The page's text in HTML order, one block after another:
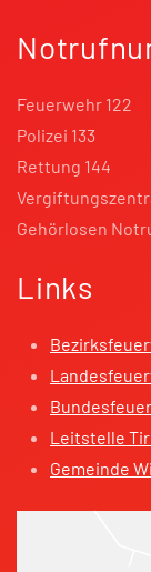
Feuerwehr 122
Polizei 133
Rettung 144
Gehörlosen
Links
Leitstelle
Gemeinde